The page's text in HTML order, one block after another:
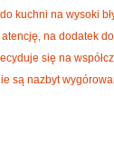
kuchni na wysoki
na dodatek
się na
są nazbyt